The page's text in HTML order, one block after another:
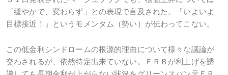
「緩やかで、変わらず」との表現で言及された。「いよいよ
目標接近！」というモメンタム（勢い）が伝わってこない。
この低金利シンドロームの根源的理由について様々な議論が
交わされるが、依然特定出来ていない。ＦＲＢが利上げを誘